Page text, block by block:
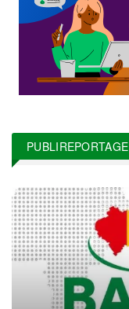
PUBLIREPORTAGE